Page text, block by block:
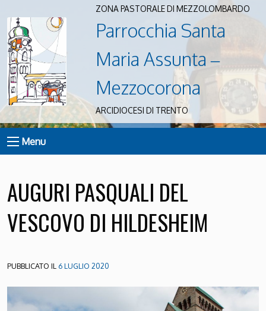
ZONA PASTORALE DI MEZZOLOMBARDO
Parrocchia Santa
Maria Assunta –
Mezzocorona
ARCIDIOCESI DI TRENTO
Menu
AUGURI PASQUALI DEL
VESCOVO DI HILDESHEIM
PUBBLICATO IL 6 LUGLIO 2020